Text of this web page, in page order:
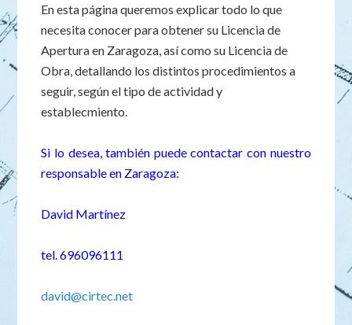
En esta página queremos explicar todo lo que
necesita conocer para obtener su Licencia de
Apertura en Zaragoza, así como su Licencia de
Obra, detallando los distintos procedimientos a
seguir, según el tipo de actividad y
establecmiento.
Si lo desea, también puede contactar con nuestro
responsable en Zaragoza:
David Martínez
tel. 696096111
david@cirtec.net